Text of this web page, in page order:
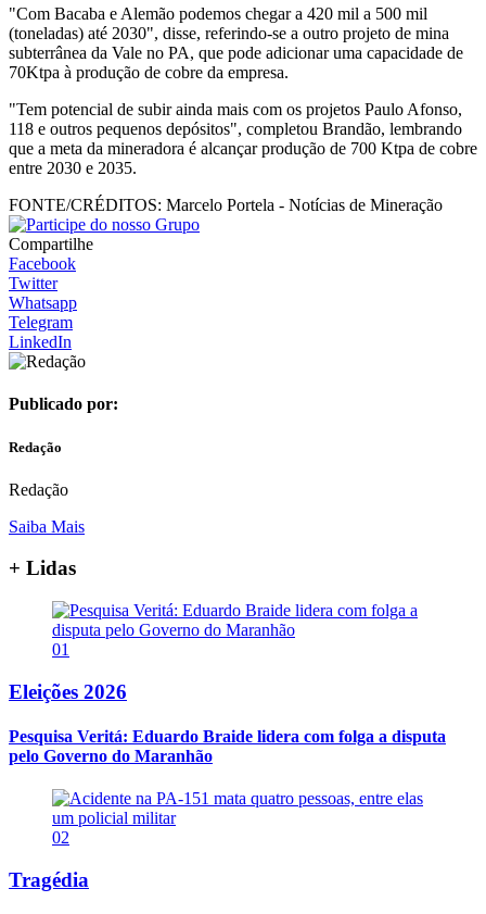
"Com Bacaba e Alemão podemos chegar a 420 mil a 500 mil
(toneladas) até 2030", disse, referindo-se a outro projeto de mina
subterrânea da Vale no PA, que pode adicionar uma capacidade de
70Ktpa à produção de cobre da empresa.
"Tem potencial de subir ainda mais com os projetos Paulo Afonso,
118 e outros pequenos depósitos", completou Brandão, lembrando
que a meta da mineradora é alcançar produção de 700 Ktpa de cobre
entre 2030 e 2035.
FONTE/CRÉDITOS: Marcelo Portela - Notícias de Mineração
Compartilhe
Facebook
Twitter
Whatsapp
Telegram
LinkedIn
Publicado por:
Redação
Redação
Saiba Mais
+ Lidas
01
Eleições 2026
Pesquisa Veritá: Eduardo Braide lidera com folga a disputa
pelo Governo do Maranhão
02
Tragédia